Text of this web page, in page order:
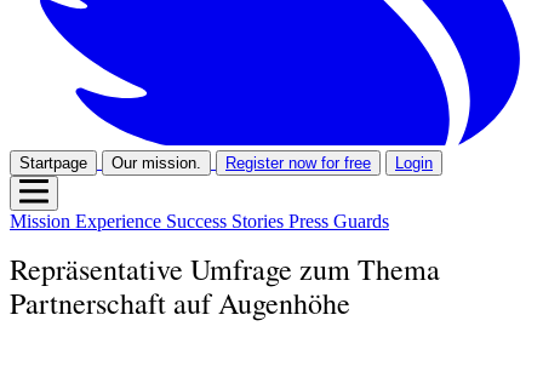
Startpage Our mission. Register now for free Login
Mission Experience Success Stories Press Guards
Repräsentative Umfrage zum Thema
Partnerschaft auf Augenhöhe